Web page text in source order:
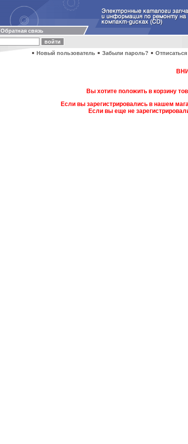
Обратная связь
Новый пользователь Забыли пароль?
Вы хотите положить в корзину
Если вы зарегистрировались в нашем
Если вы еще не